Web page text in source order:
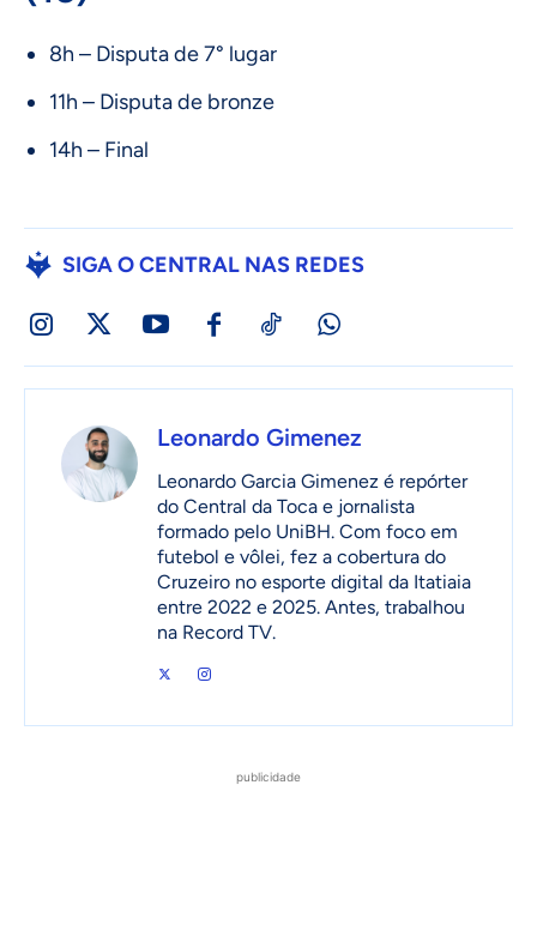
8h – Disputa de 7° lugar
11h – Disputa de bronze
14h – Final
SIGA O CENTRAL NAS REDES
Leonardo Gimenez
Leonardo Garcia Gimenez é repórter
do Central da Toca e jornalista
formado pelo UniBH. Com foco em
futebol e vôlei, fez a cobertura do
Cruzeiro no esporte digital da Itatiaia
entre 2022 e 2025. Antes, trabalhou
na Record TV.
publicidade